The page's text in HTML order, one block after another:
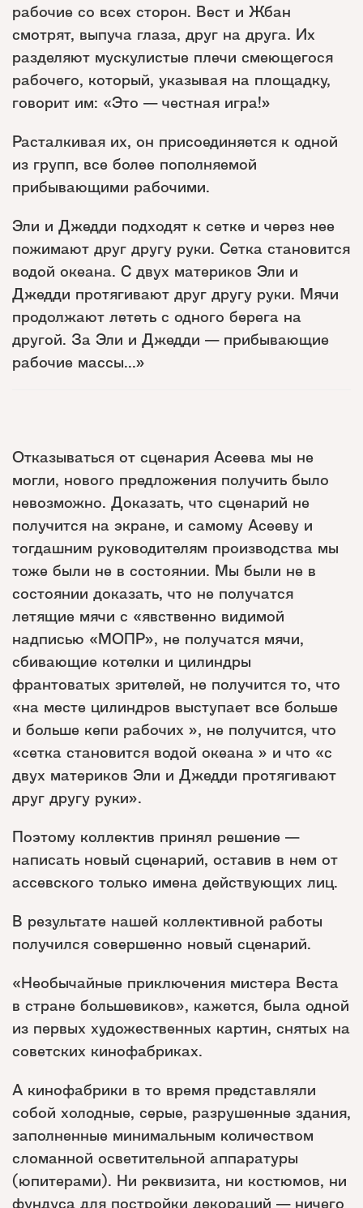
рабочие со всех сторон. Вест и Жбан
смотрят, выпуча глаза, друг на друга. Их
разделяют мускулистые плечи смеющегося
рабочего, который, указывая на площадку,
говорит им: «Это — честная игра!»
Расталкивая их, он присоединяется к одной
из групп, все более пополняемой
прибывающими рабочими.
Эли и Джедди подходят к сетке и через нее
пожимают друг другу руки. Сетка становится
водой океана. С двух материков Эли и
Джедди протягивают друг другу руки. Мячи
продолжают лететь с одного берега на
другой. За Эли и Джедди — прибывающие
рабочие массы...»
Отказываться от сценария Асеева мы не
могли, нового предложения получить было
невозможно. Доказать, что сценарий не
получится на экране, и самому Асееву и
тогдашним руководителям производства мы
тоже были не в состоянии. Мы были не в
состоянии доказать, что не получатся
летящие мячи с «явственно видимой
надписью «МОПР», не получатся мячи,
сбивающие котелки и цилиндры
франтоватых зрителей, не получится то, что
«на месте цилиндров выступает все больше
и больше кепи рабочих », не получится, что
«сетка становится водой океана » и что «с
двух материков Эли и Джедди протягивают
друг другу руки».
Поэтому коллектив принял решение —
написать новый сценарий, оставив в нем от
ассевского только имена действующих лиц.
В результате нашей коллективной работы
получился совершенно новый сценарий.
«Необычайные приключения мистера Веста
в стране большевиков», кажется, была одной
из первых художественных картин, снятых на
советских кинофабриках.
А кинофабрики в то время представляли
собой холодные, серые, разрушенные здания,
заполненные минимальным количеством
сломанной осветительной аппаратуры
(юпитерами). Ни реквизита, ни костюмов, ни
фундуса для постройки декораций — ничего